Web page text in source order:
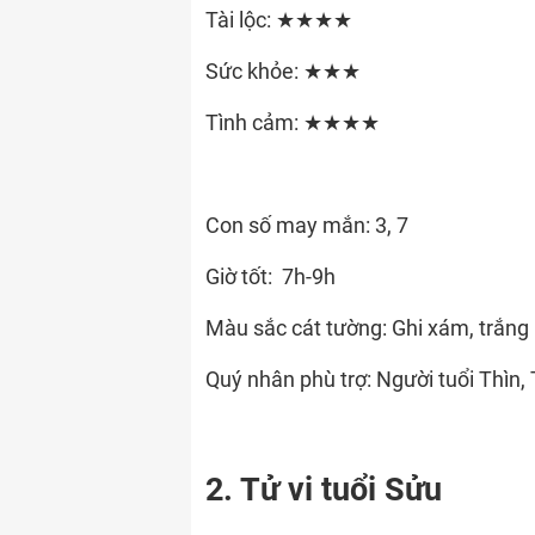
Tài lộc: ★★★★
Sức khỏe: ★★★
Tình cảm: ★★★★
Con số may mắn: 3, 7
Giờ tốt: 7h-9h
Màu sắc cát tường: Ghi xám, trắng
Quý nhân phù trợ: Người tuổi Thìn,
2. Tử vi tuổi Sửu